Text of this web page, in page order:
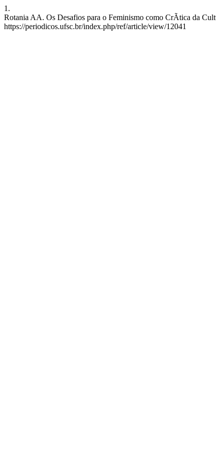
1.
Rotania AA. Os Desafios para o Feminismo como CrÃ­tica da
https://periodicos.ufsc.br/index.php/ref/article/view/12041